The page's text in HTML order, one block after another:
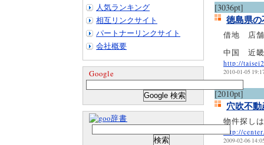
[3036pt]
徳島県
借地 店舗
中国 近
http://
2010-01-05
[2010pt]
穴吹不
物件探し
http://
2009-02-06
人気ランキング
相互リンクサイト
パートナーリンクサイト
会社概要
Google
辞書